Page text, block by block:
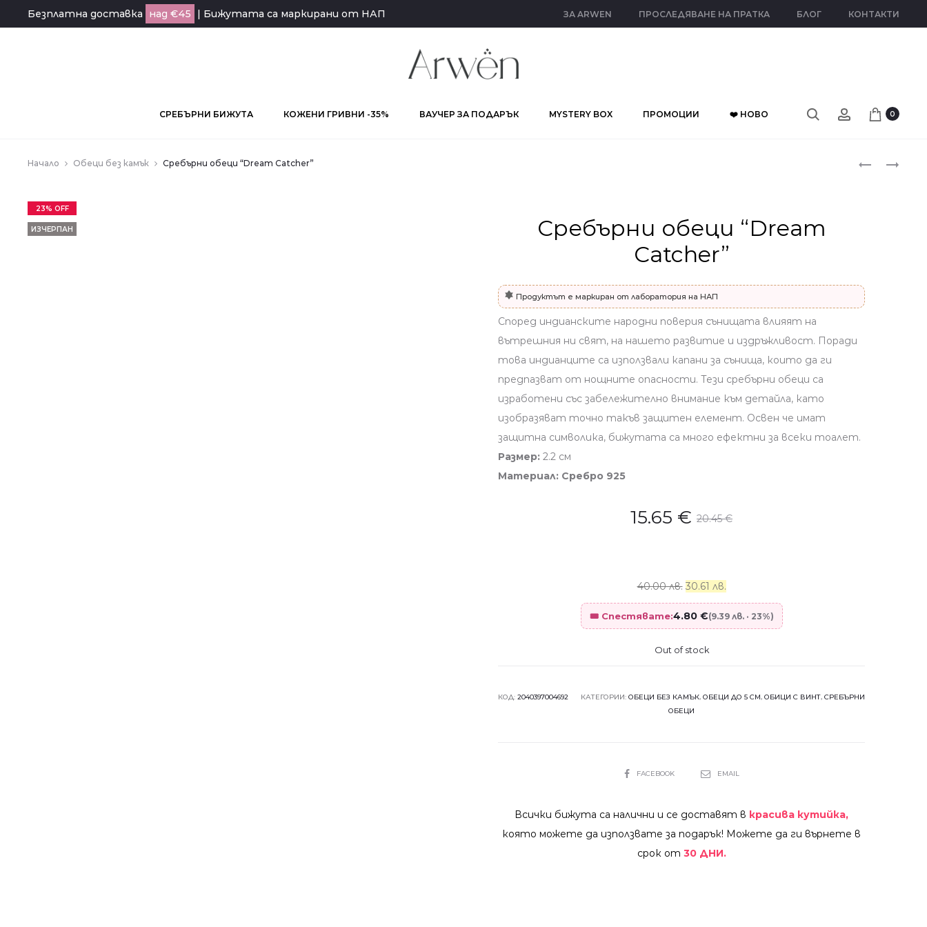
Безплатна доставка над €45 | Бижутата са маркирани от НАП ЗА ARWEN ПРОСЛЕДЯВАНЕ НА ПРАТКА БЛОГ КОНТАКТИ
СРЕБЪРНИ БИЖУТА КОЖЕНИ ГРИВНИ -35% ВАУЧЕР ЗА ПОДАРЪК MYSTERY BOX ПРОМОЦИИ ❤️ НОВО 0
СРЕБЪРНИ
СРЕБЪРНИ
Начало Обеци без камък Сребърни обеци “Dream Catcher”
23% OFF
ИЗЧЕРПАН
Сребърни обеци “Dream
Catcher”
Продуктът е маркиран от лаборатория на НАП
Според индианските народни поверия сънищата влияят на
вътрешния ни свят, на нашето развитие и издръжливост. Поради
това индианците са използвали капани за сънища, които да ги
предпазват от нощните опасности. Тези сребърни обеци са
изработени със забележително внимание към детайла, като
изобразяват точно такъв защитен елемент. Освен че имат
защитна символика, бижутата са много ефектни за всеки тоалет.
Размер: 2.2 см
Материал: Сребро 925
20.45€
15.65 €
40.00 лв. 30.61 лв.
🎟️ Спестявате:4.80 €(9.39 лв. · 23%)
Out of stock
КОД: 2040397004692 КАТЕГОРИИ: ОБЕЦИ БЕЗ КАМЪК, ОБЕЦИ ДО 5 СМ, ОБИЦИ С ВИНТ, СРЕБЪРНИ
ОБЕЦИ
SHAREFACEBOOK EMAIL
Всички бижута са налични и се доставят в красива кутийка,
която можете да използвате за подарък! Можете да ги върнете в
срок от 30 ДНИ.